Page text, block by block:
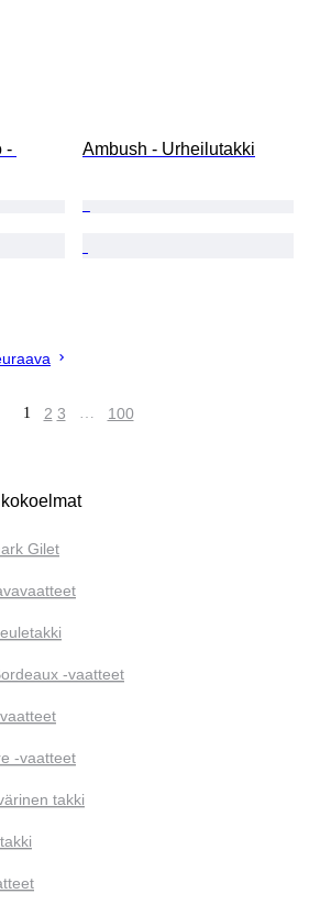
-
Ambush - Urheilutakki
1 2 3 … 100
Gilet
-vaatteet
-vaatteet
takki